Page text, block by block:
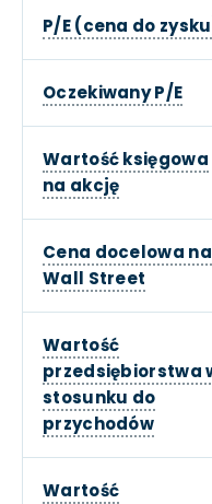
P/E (cena do
Oczekiwany P/E
Wartość księgowa
na akcję
Cena docelowa na
Wall Street
Wartość
przedsiębiorstwa
stosunku do
przychodów
Wartość